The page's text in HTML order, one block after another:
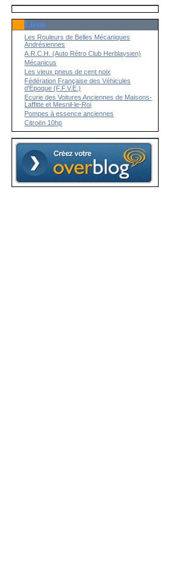
Liens
Les Rouleurs de Belles Mécaniques
Andrésiennes
A.R.C.H. (Auto Rétro Club Herblaysien)
Mécanicus
Les vieux pneus de cent noix
Fédération Française des Véhicules
d'Epoque (F.F.V.E.)
Ecurie des Voitures Anciennes de Maisons-
Laffitte et Mesnil-le-Roi
Pompes à essence anciennes
Citroën 10hp